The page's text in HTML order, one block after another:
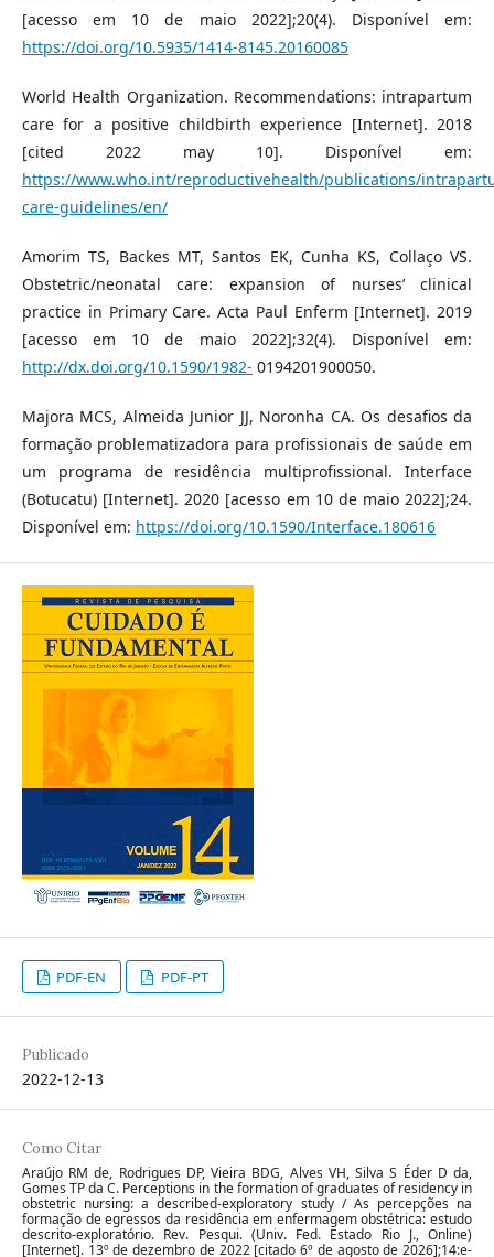
[acesso em 10 de maio 2022];20(4). Disponível em:
https://doi.org/10.5935/1414-8145.20160085
World Health Organization. Recommendations: intrapartum
care for a positive childbirth experience [Internet]. 2018
[cited 2022 may 10]. Disponível em:
https://www.who.int/reproductivehealth/publications/
care-guidelines/en/
Amorim TS, Backes MT, Santos EK, Cunha KS, Collaço VS.
Obstetric/neonatal care: expansion of nurses’ clinical
practice in Primary Care. Acta Paul Enferm [Internet]. 2019
[acesso em 10 de maio 2022];32(4). Disponível em:
http://dx.doi.org/10.1590/1982- 0194201900050.
Majora MCS, Almeida Junior JJ, Noronha CA. Os desafios da
formação problematizadora para profissionais de saúde em
um programa de residência multiprofissional. Interface
(Botucatu) [Internet]. 2020 [acesso em 10 de maio 2022];24.
Disponível em: https://doi.org/10.1590/Interface.180616
PDF-EN PDF-PT
Publicado
2022-12-13
Como Citar
Araújo RM de, Rodrigues DP, Vieira BDG, Alves VH, Silva S Éder D da,
Gomes TP da C. Perceptions in the formation of graduates of residency in
obstetric nursing: a described-exploratory study / As percepções na
formação de egressos da residência em enfermagem obstétrica: estudo
descrito-exploratório. Rev. Pesqui. (Univ. Fed. Estado Rio J., Online)
[Internet]. 13º de dezembro de 2022 [citado 6º de agosto de 2026];14:e-